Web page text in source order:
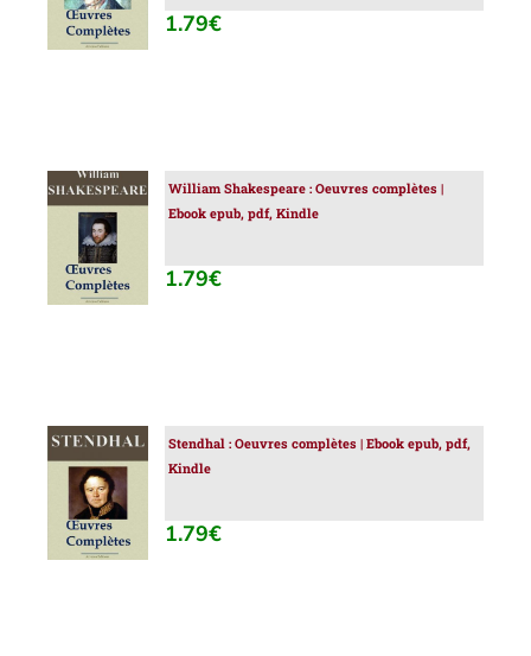
/
DÉTAILS
1.79€
AJOUTER
AU
PANIER
/
DÉTAILS
William Shakespeare : Oeuvres complètes |
Ebook epub, pdf, Kindle
1.79€
AJOUTER
AU
PANIER
/
DÉTAILS
Stendhal : Oeuvres complètes | Ebook epub, pdf,
Kindle
1.79€